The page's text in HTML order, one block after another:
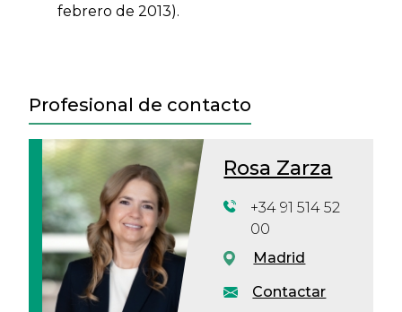
febrero de 2013).
Profesional de contacto
Rosa Zarza
Contactar
+34 91 514 52
00
Madrid